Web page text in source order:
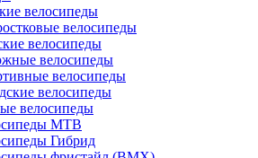
велосипеды
велосипеды
велосипеды
велосипеды
велосипеды
велосипеды
велосипеды
MTB
Гибрид